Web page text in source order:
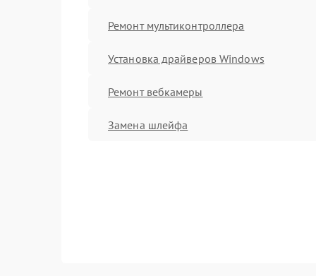
Ремонт мультиконтроллера
Установка драйверов Windows
Ремонт вебкамеры
Замена шлейфа